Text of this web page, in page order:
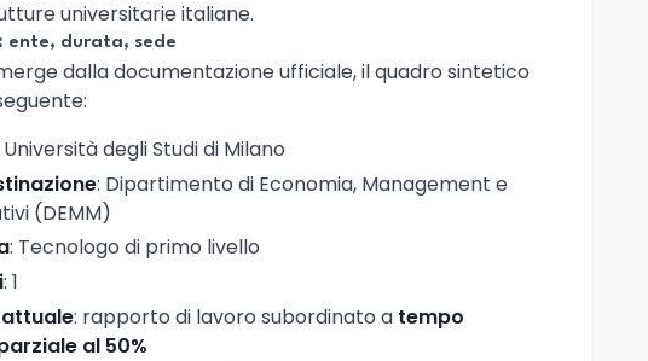
universitarie italiane.
ente, durata, sede
dalla documentazione ufficiale, il quadro sintetico
Università degli Studi di Milano
: Dipartimento di Economia, Management e
(DEMM)
: Tecnologo di primo livello
: 1
: rapporto di lavoro subordinato a tempo
al 50%